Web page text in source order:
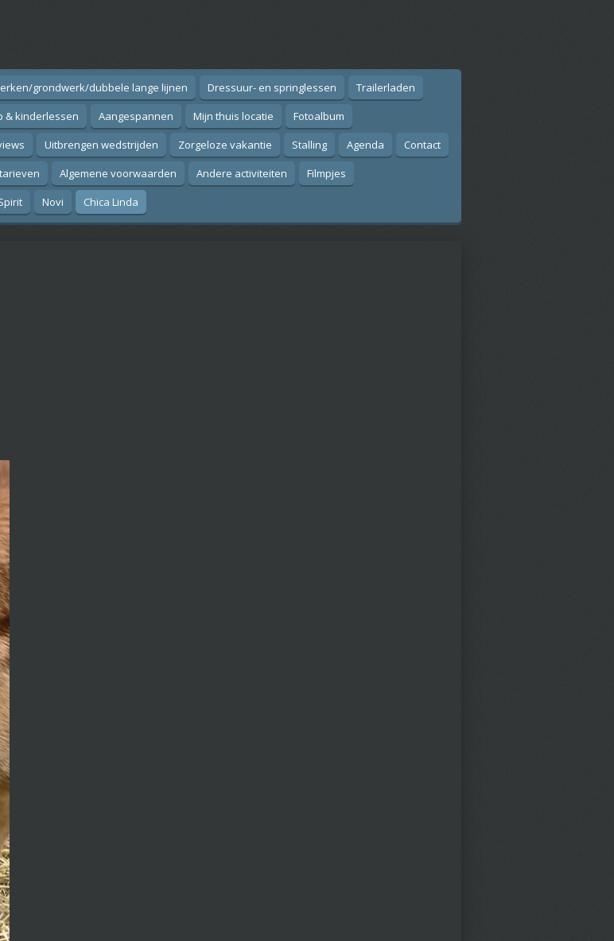
grondwerk/dubbele lange lijnen Dressuur- en springlessen
Trailerladen
& kinderlessen Aangespannen Mijn thuis locatie
Fotoalbum
Uitbrengen wedstrijden Zorgeloze vakantie Stalling Agenda
Contact
Algemene voorwaarden Andere activiteiten
Filmpjes
Novi Chica Linda